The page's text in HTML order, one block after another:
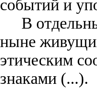
событий и
В
ныне
этическим
знаками (...).